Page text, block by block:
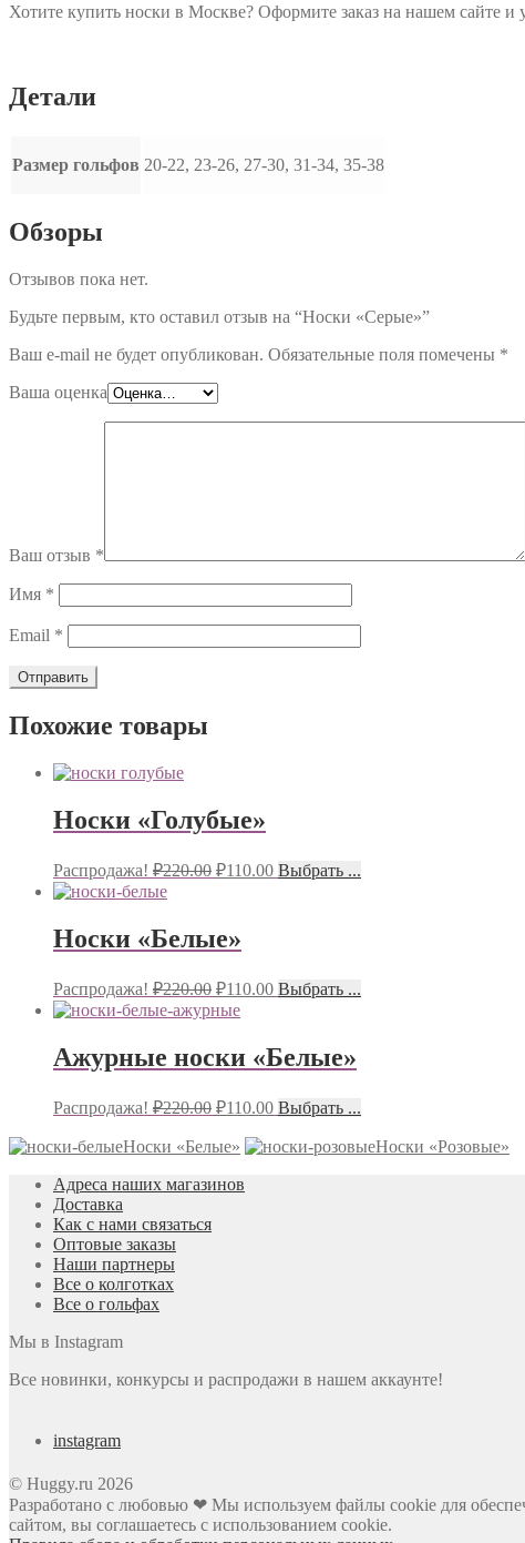
Хотите купить носки в Москве? Оформите заказ на нашем сайте и
Детали
Размер гольфов 20-22, 23-26, 27-30, 31-34, 35-38
Обзоры
Отзывов пока нет.
Будьте первым, кто оставил отзыв на “Носки «Серые»”
Ваш e-mail не будет опубликован. Обязательные поля помечены *
Ваша оценка
Ваш отзыв *
Имя *
Email *
Похожие товары
Носки «Голубые»
Распродажа! ₽220.00 ₽110.00 Выбрать ...
Носки «Белые»
Распродажа! ₽220.00 ₽110.00 Выбрать ...
Ажурные носки «Белые»
Распродажа! ₽220.00 ₽110.00 Выбрать ...
Носки «Белые»
Носки «Розовые»
Адреса наших магазинов
Доставка
Как с нами связаться
Оптовые заказы
Наши партнеры
Все о колготках
Все о гольфах
Мы в Instagram
Все новинки, конкурсы и распродажи в нашем аккаунте!
instagram
© Huggy.ru 2026
Разработано с любовью ❤ Мы используем файлы cookie для
сайтом, вы соглашаетесь с использованием cookie.